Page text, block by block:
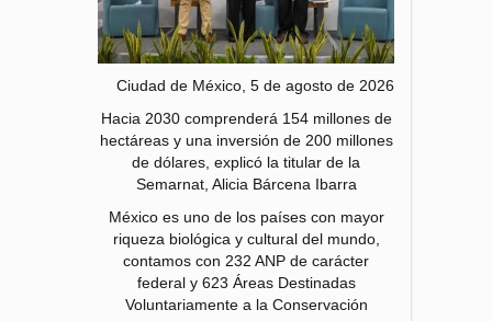
Ciudad de México, 5 de agosto de 2026
Hacia 2030 comprenderá 154 millones de
hectáreas y una inversión de 200 millones
de dólares, explicó la titular de la
Semarnat, Alicia Bárcena Ibarra
México es uno de los países con mayor
riqueza biológica y cultural del mundo,
contamos con 232 ANP de carácter
federal y 623 Áreas Destinadas
Voluntariamente a la Conservación